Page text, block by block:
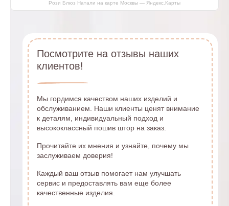
Рози Блюз Натали на карте Москвы — Яндекс.Карты
Посмотрите на отзывы наших
клиентов!
Мы гордимся качеством наших изделий и
обслуживанием. Наши клиенты ценят внимание
к деталям, индивидуальный подход и
высококлассный пошив штор на заказ.
Прочитайте их мнения и узнайте, почему мы
заслуживаем доверия!
Каждый ваш отзыв помогает нам улучшать
сервис и предоставлять вам еще более
качественные изделия.